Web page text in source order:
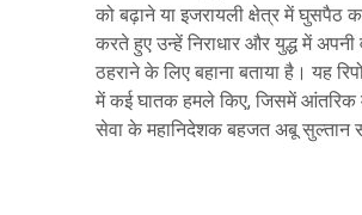
को बढ़ाने या इजरायली क्षेत्र में घुसपैठ
करते हुए उन्हें निराधार और युद्ध में
ठहराने के लिए बहाना बताया है। यह
में कई घातक हमले किए, जिसमें आंतरिक
सेवा के महानिदेशक बहजत अबू सुल्तान